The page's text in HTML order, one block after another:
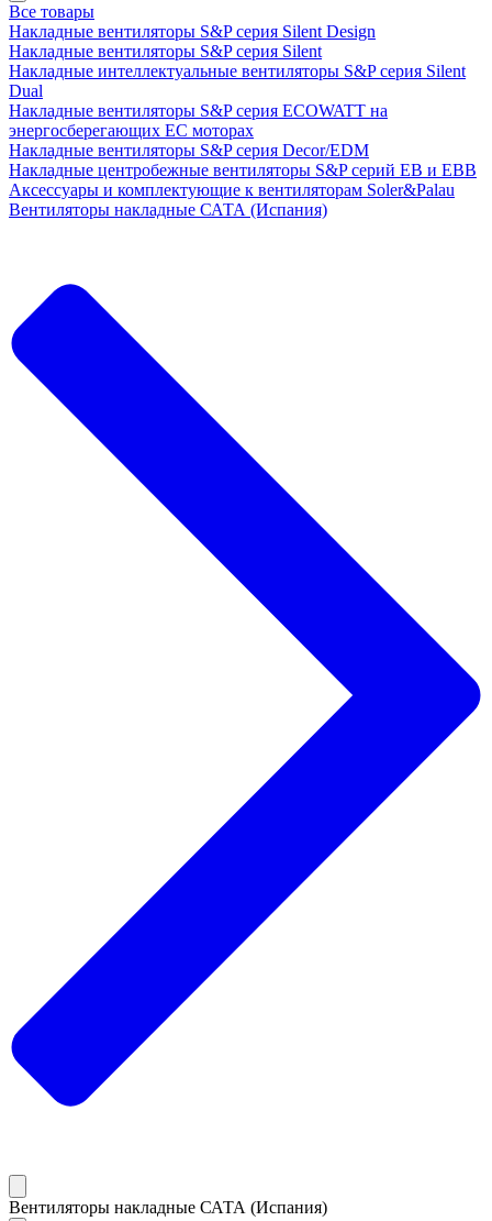
Все товары
Накладные вентиляторы S&P серия Silent Design
Накладные вентиляторы S&P серия Silent
Накладные интеллектуальные вентиляторы S&P серия Silent
Dual
Накладные вентиляторы S&P серия ECOWATT на
энергосберегающих ЕС моторах
Накладные вентиляторы S&P серия Decor/EDM
Накладные центробежные вентиляторы S&P серий EB и EBB
Аксессуары и комплектующие к вентиляторам Soler&Palau
Вентиляторы накладные САТА (Испания)
Вентиляторы накладные САТА (Испания)